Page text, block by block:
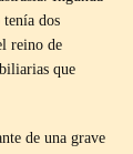
dos
reino de
que
de una grave